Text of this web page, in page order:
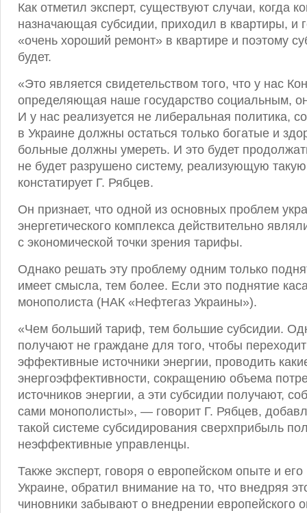
Как отметил эксперт, существуют случаи, когда
назначающая субсидии, приходил в квартиры, и
«очень хороший ремонт» в квартире и поэтому
будет.
«Это является свидетельством того, что у нас
определяющая наше государство социальным,
И у нас реализуется не либеральная политика,
в Украине должны остаться только богатые и
больные должны умереть. И это будет
не будет разрушено систему, реализующую
констатирует Г. Рябцев.
Он признает, что одной из основных проблем
энергетического комплекса действительно
с экономической точки зрения тарифы.
Однако решать эту проблему одним только
имеет смысла, тем более. Если это поднятие
монополиста (НАК «Нефтегаз Украины»).
«Чем больший тариф, тем большие субсидии.
получают не граждане для того, чтобы
эффективные источники энергии, проводить
энергоэффективности, сокращению объема
источников энергии, а эти субсидии получают,
сами монополисты», — говорит Г. Рябцев,
такой системе субсидирования сверхприбыль
неэффективные управленцы.
Также эксперт, говоря о европейском опыте и
Украине, обратил внимание на то, что внедряя
чиновники забывают о внедрении европейского